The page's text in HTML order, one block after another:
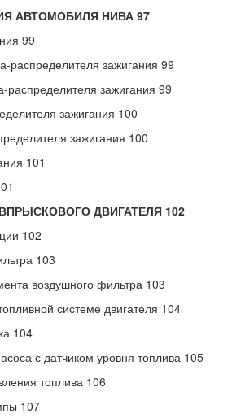
АВТОМОБИЛЯ НИВА 97
99
распределителя зажигания 99
распределителя зажигания 99
зажигания 100
зажигания 100
101
ДВИГАТЕЛЯ 102
102
103
воздушного фильтра 103
системе двигателя 104
104
с датчиком уровня топлива 105
топлива 106
107